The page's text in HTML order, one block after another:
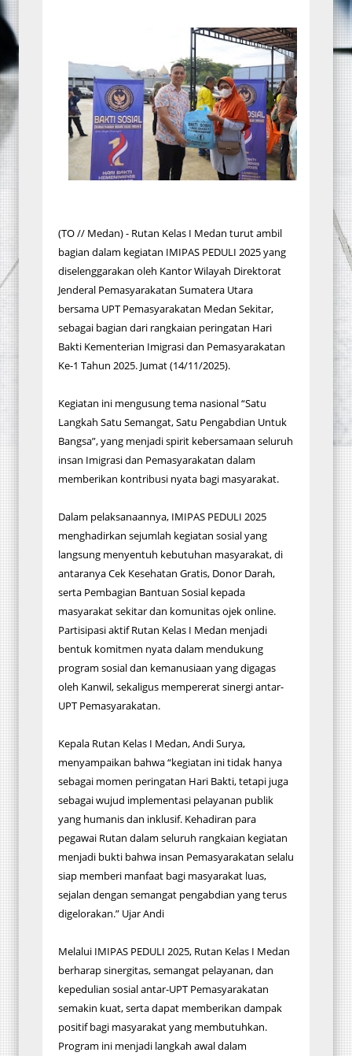
(TO // Medan) - Rutan Kelas I Medan turut ambil
bagian dalam kegiatan IMIPAS PEDULI 2025 yang
diselenggarakan oleh Kantor Wilayah Direktorat
Jenderal Pemasyarakatan Sumatera Utara
bersama UPT Pemasyarakatan Medan Sekitar,
sebagai bagian dari rangkaian peringatan Hari
Bakti Kementerian Imigrasi dan Pemasyarakatan
Ke-1 Tahun 2025. Jumat (14/11/2025).
Kegiatan ini mengusung tema nasional “Satu
Langkah Satu Semangat, Satu Pengabdian Untuk
Bangsa”, yang menjadi spirit kebersamaan seluruh
insan Imigrasi dan Pemasyarakatan dalam
memberikan kontribusi nyata bagi masyarakat.
Dalam pelaksanaannya, IMIPAS PEDULI 2025
menghadirkan sejumlah kegiatan sosial yang
langsung menyentuh kebutuhan masyarakat, di
antaranya Cek Kesehatan Gratis, Donor Darah,
serta Pembagian Bantuan Sosial kepada
masyarakat sekitar dan komunitas ojek online.
Partisipasi aktif Rutan Kelas I Medan menjadi
bentuk komitmen nyata dalam mendukung
program sosial dan kemanusiaan yang digagas
oleh Kanwil, sekaligus mempererat sinergi antar-
UPT Pemasyarakatan.
Kepala Rutan Kelas I Medan, Andi Surya,
menyampaikan bahwa “kegiatan ini tidak hanya
sebagai momen peringatan Hari Bakti, tetapi juga
sebagai wujud implementasi pelayanan publik
yang humanis dan inklusif. Kehadiran para
pegawai Rutan dalam seluruh rangkaian kegiatan
menjadi bukti bahwa insan Pemasyarakatan selalu
siap memberi manfaat bagi masyarakat luas,
sejalan dengan semangat pengabdian yang terus
digelorakan.” Ujar Andi
Melalui IMIPAS PEDULI 2025, Rutan Kelas I Medan
berharap sinergitas, semangat pelayanan, dan
kepedulian sosial antar-UPT Pemasyarakatan
semakin kuat, serta dapat memberikan dampak
positif bagi masyarakat yang membutuhkan.
Program ini menjadi langkah awal dalam